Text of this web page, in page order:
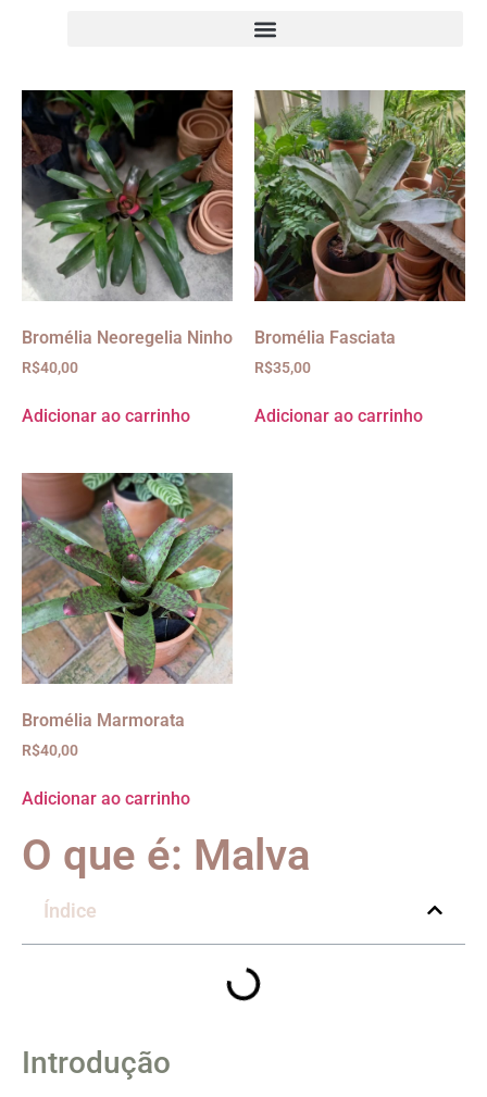
Bromélia Neoregelia Ninho
R$40,00
Adicionar ao carrinho
Bromélia Fasciata
R$35,00
Adicionar ao carrinho
Bromélia Marmorata
R$40,00
Adicionar ao carrinho
O que é: Malva
Índice
Introdução